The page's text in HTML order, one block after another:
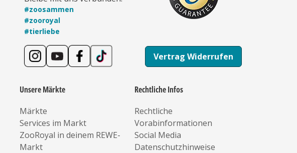
#zoosammen
#zooroyal
#tierliebe
Vertrag Widerrufen
Unsere Märkte
Märkte
Services im Markt
ZooRoyal in deinem REWE-
Markt
Rechtliche Infos
Rechtliche
Vorabinformationen
Social Media
Datenschutzhinweise